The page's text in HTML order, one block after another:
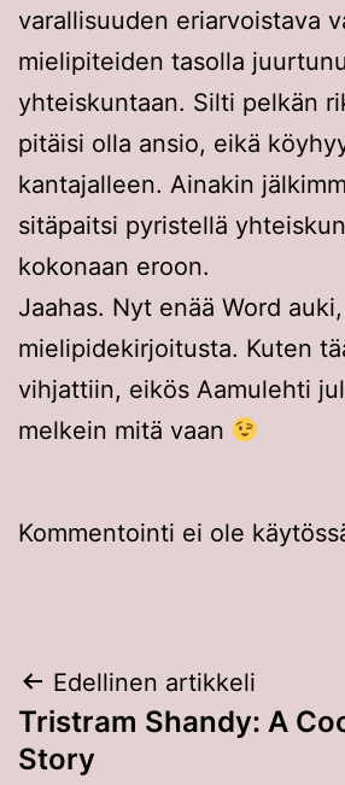
varallisuuden eriarvoistava
mielipiteiden tasolla
yhteiskuntaan. Silti pelkän
pitäisi olla ansio, eikä
kantajalleen. Ainakin
sitäpaitsi pyristellä
kokonaan eroon.
Jaahas. Nyt enää Word
mielipidekirjoitusta. Kuten
vihjattiin, eikös Aamulehti
melkein mitä vaan
Kommentointi ei ole
Artikkelien
selaus
Edellinen artikkeli
Tristram Shandy: A
Story